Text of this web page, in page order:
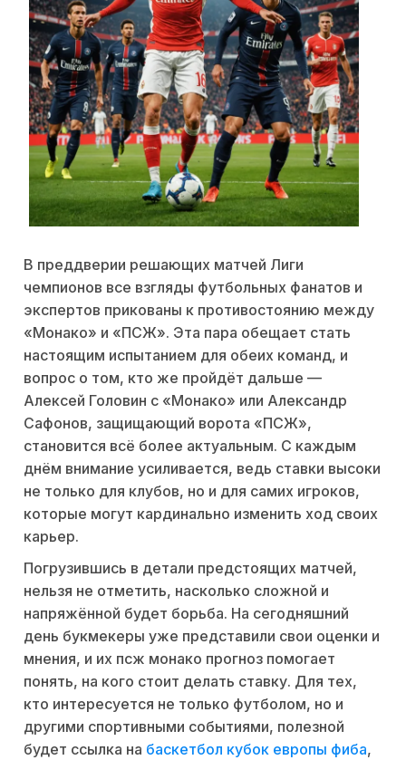
В преддверии решающих матчей Лиги
чемпионов все взгляды футбольных фанатов и
экспертов прикованы к противостоянию между
«Монако» и «ПСЖ». Эта пара обещает стать
настоящим испытанием для обеих команд, и
вопрос о том, кто же пройдёт дальше —
Алексей Головин с «Монако» или Александр
Сафонов, защищающий ворота «ПСЖ»,
становится всё более актуальным. С каждым
днём внимание усиливается, ведь ставки высоки
не только для клубов, но и для самих игроков,
которые могут кардинально изменить ход своих
карьер.
Погрузившись в детали предстоящих матчей,
нельзя не отметить, насколько сложной и
напряжённой будет борьба. На сегодняшний
день букмекеры уже представили свои оценки и
мнения, и их псж монако прогноз помогает
понять, на кого стоит делать ставку. Для тех,
кто интересуется не только футболом, но и
другими спортивными событиями, полезной
будет ссылка на баскетбол кубок европы фиба,